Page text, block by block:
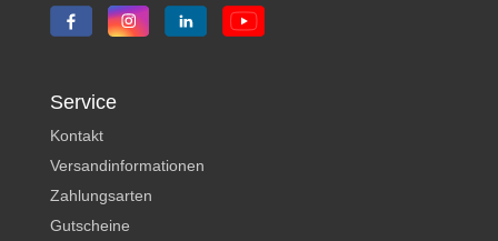
Service
Kontakt
Versandinformationen
Zahlungsarten
Gutscheine